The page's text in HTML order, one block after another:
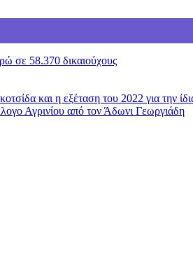
σε 58.370 δικαιούχους
και η εξέταση του 2022 για την
Αγρινίου από τον Άδωνι Γεωργιάδη